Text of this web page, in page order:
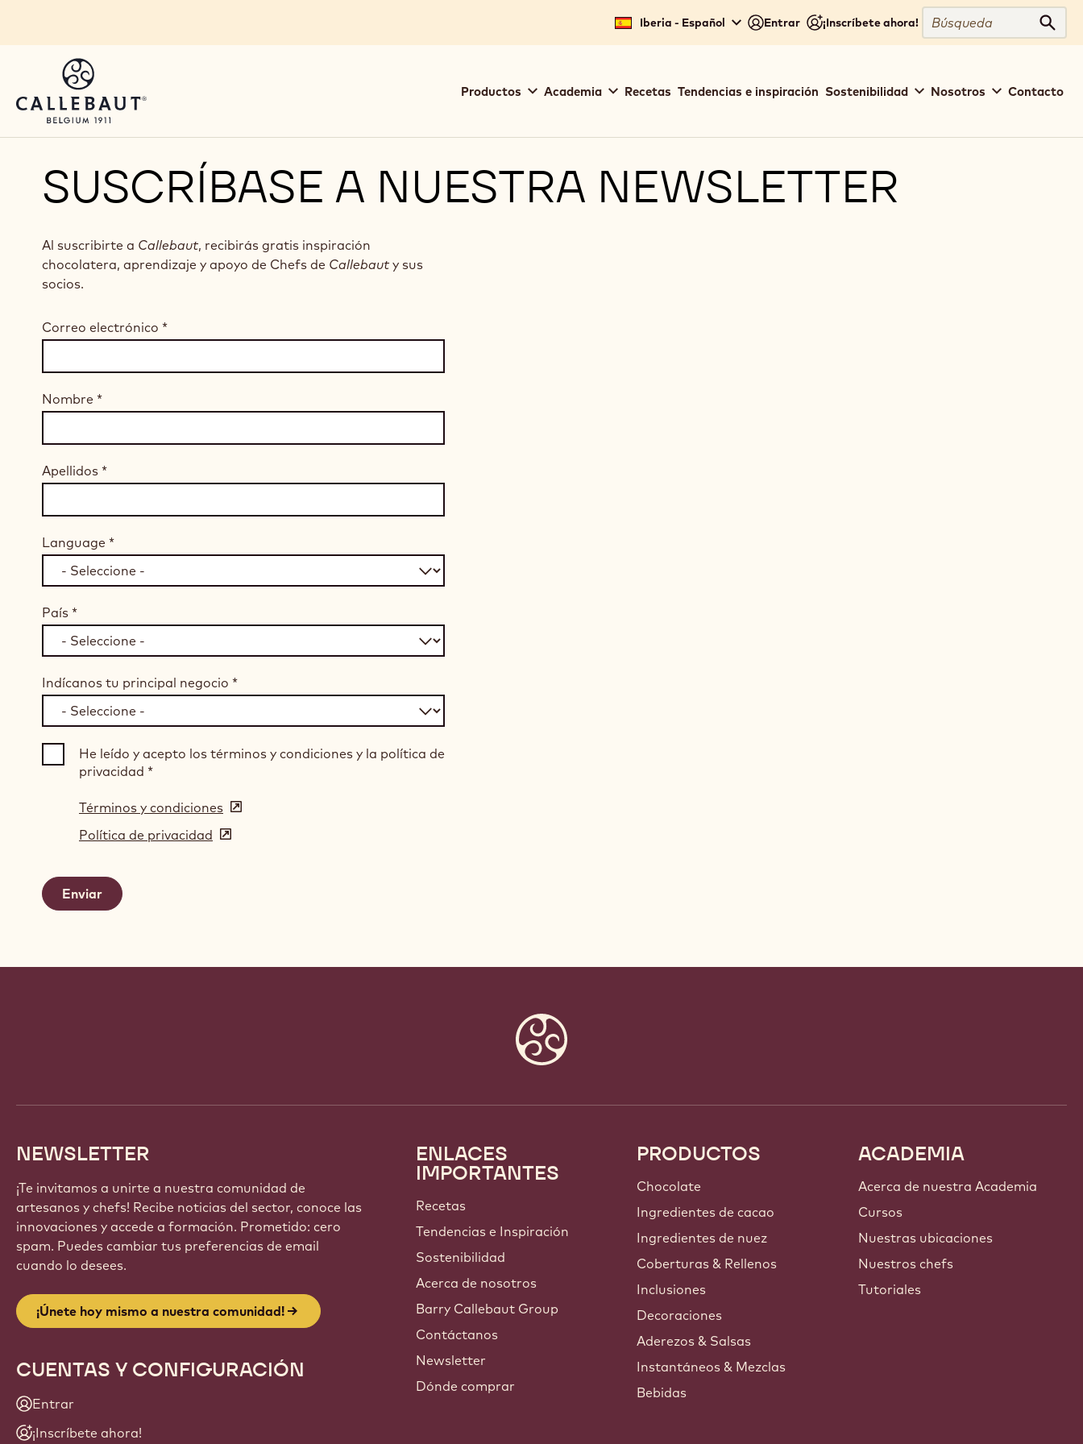
Iberia - Español Entrar ¡Inscríbete ahora!
Búsqueda
navigation
Productos Academia Recetas Tendencias e inspiración Sostenibilidad Nosotros Contacto
SUSCRÍBASE A NUESTRA NEWSLETTER
Al suscribirte a Callebaut, recibirás gratis inspiración
chocolatera, aprendizaje y apoyo de Chefs de Callebaut y sus
socios.
Correo electrónico *
Nombre *
Apellidos *
Language *
País *
Indícanos tu principal negocio *
He leído y acepto los términos y condiciones y la política de
privacidad *
Términos y condiciones (opens
in
Política de privacidad (opens
NEWSLETTER
¡Te invitamos a unirte a nuestra comunidad de
artesanos y chefs! Recibe noticias del sector, conoce las
innovaciones y accede a formación. Prometido: cero
spam. Puedes cambiar tus preferencias de email
cuando lo desees.
¡Únete hoy mismo a nuestra comunidad!
CUENTAS Y CONFIGURACIÓN
Entrar
¡Inscríbete ahora!
Footer
Callebaut
ENLACES
IMPORTANTES
Recetas
Tendencias e Inspiración
Sostenibilidad
Acerca de nosotros
Barry Callebaut Group
Contáctanos
Newsletter
Dónde comprar
PRODUCTOS
Chocolate
Ingredientes de cacao
Ingredientes de nuez
Coberturas & Rellenos
Inclusiones
Decoraciones
Aderezos & Salsas
Instantáneos & Mezclas
Bebidas
ACADEMIA
Acerca de nuestra Academia
Cursos
Nuestras ubicaciones
Nuestros chefs
Tutoriales